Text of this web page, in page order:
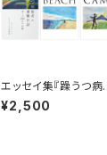
エッセイ集『躁うつ病
者の遭難日誌』＋作品
集Vol.1『BEACH』＋作
¥2,500